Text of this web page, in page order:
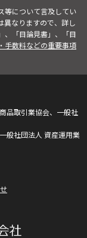
等について言及してい
異なりますので、詳し
、「目論見書」、「目
手数料などの重要事項
品取引業協会、一般社
般社団法人 資産運用業